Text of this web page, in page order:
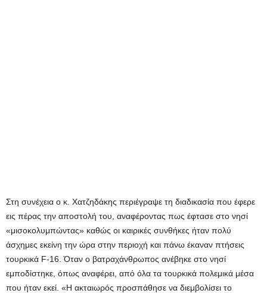
Στη συνέχεια ο κ. Χατζηδάκης περιέγραψε τη διαδικασία που έφερε
εις πέρας την αποστολή του, αναφέροντας πως έφτασε στο νησί
«μισοκολυμπώντας» καθώς οι καιρικές συνθήκες ήταν πολύ
άσχημες εκείνη την ώρα στην περιοχή και πάνω έκαναν πτήσεις
τουρκικά F-16. Όταν ο βατραχάνθρωπος ανέβηκε στο νησί
εμποδίστηκε, όπως αναφέρει, από όλα τα τουρκικά πολεμικά μέσα
που ήταν εκεί. «Η ακταιωρός προσπάθησε να διεμβολίσει το